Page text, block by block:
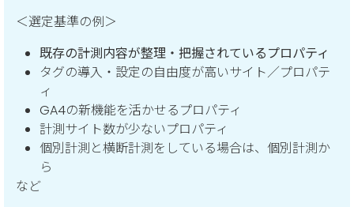
＜選定基準の例＞
既存の計測内容が整理・把握されているプロパティ
タグの導入・設定の自由度が高いサイト／プロパテ
ィ
GA4の新機能を活かせるプロパティ
計測サイト数が少ないプロパティ
個別計測と横断計測をしている場合は、個別計測か
ら
など